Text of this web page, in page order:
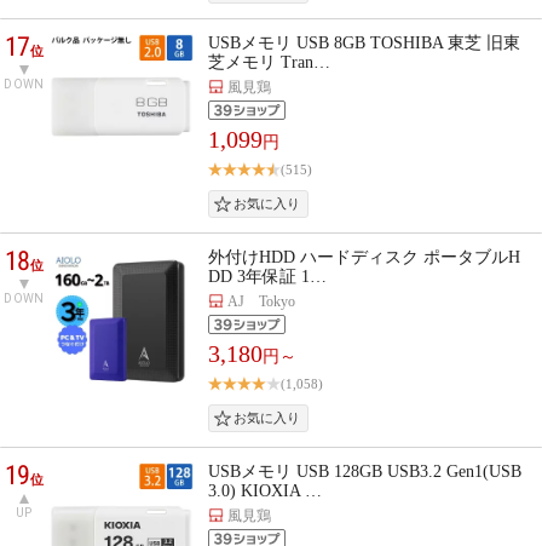
17位
DOWN
USBメモリ USB 8GB TOSHIBA 東芝 旧東
芝メモリ Tran…
風見鶏
1,099円
(515)
18位
DOWN
外付けHDD ハードディスク ポータブルH
DD 3年保証 1…
AJ Tokyo
3,180円～
(1,058)
19位
UP
USBメモリ USB 128GB USB3.2 Gen1(USB
3.0) KIOXIA …
風見鶏